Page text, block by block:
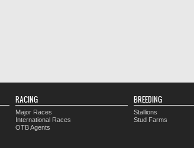
RACING
Major Races
International Races
OTB Agents
BREEDING
Stallions
Stud Farms